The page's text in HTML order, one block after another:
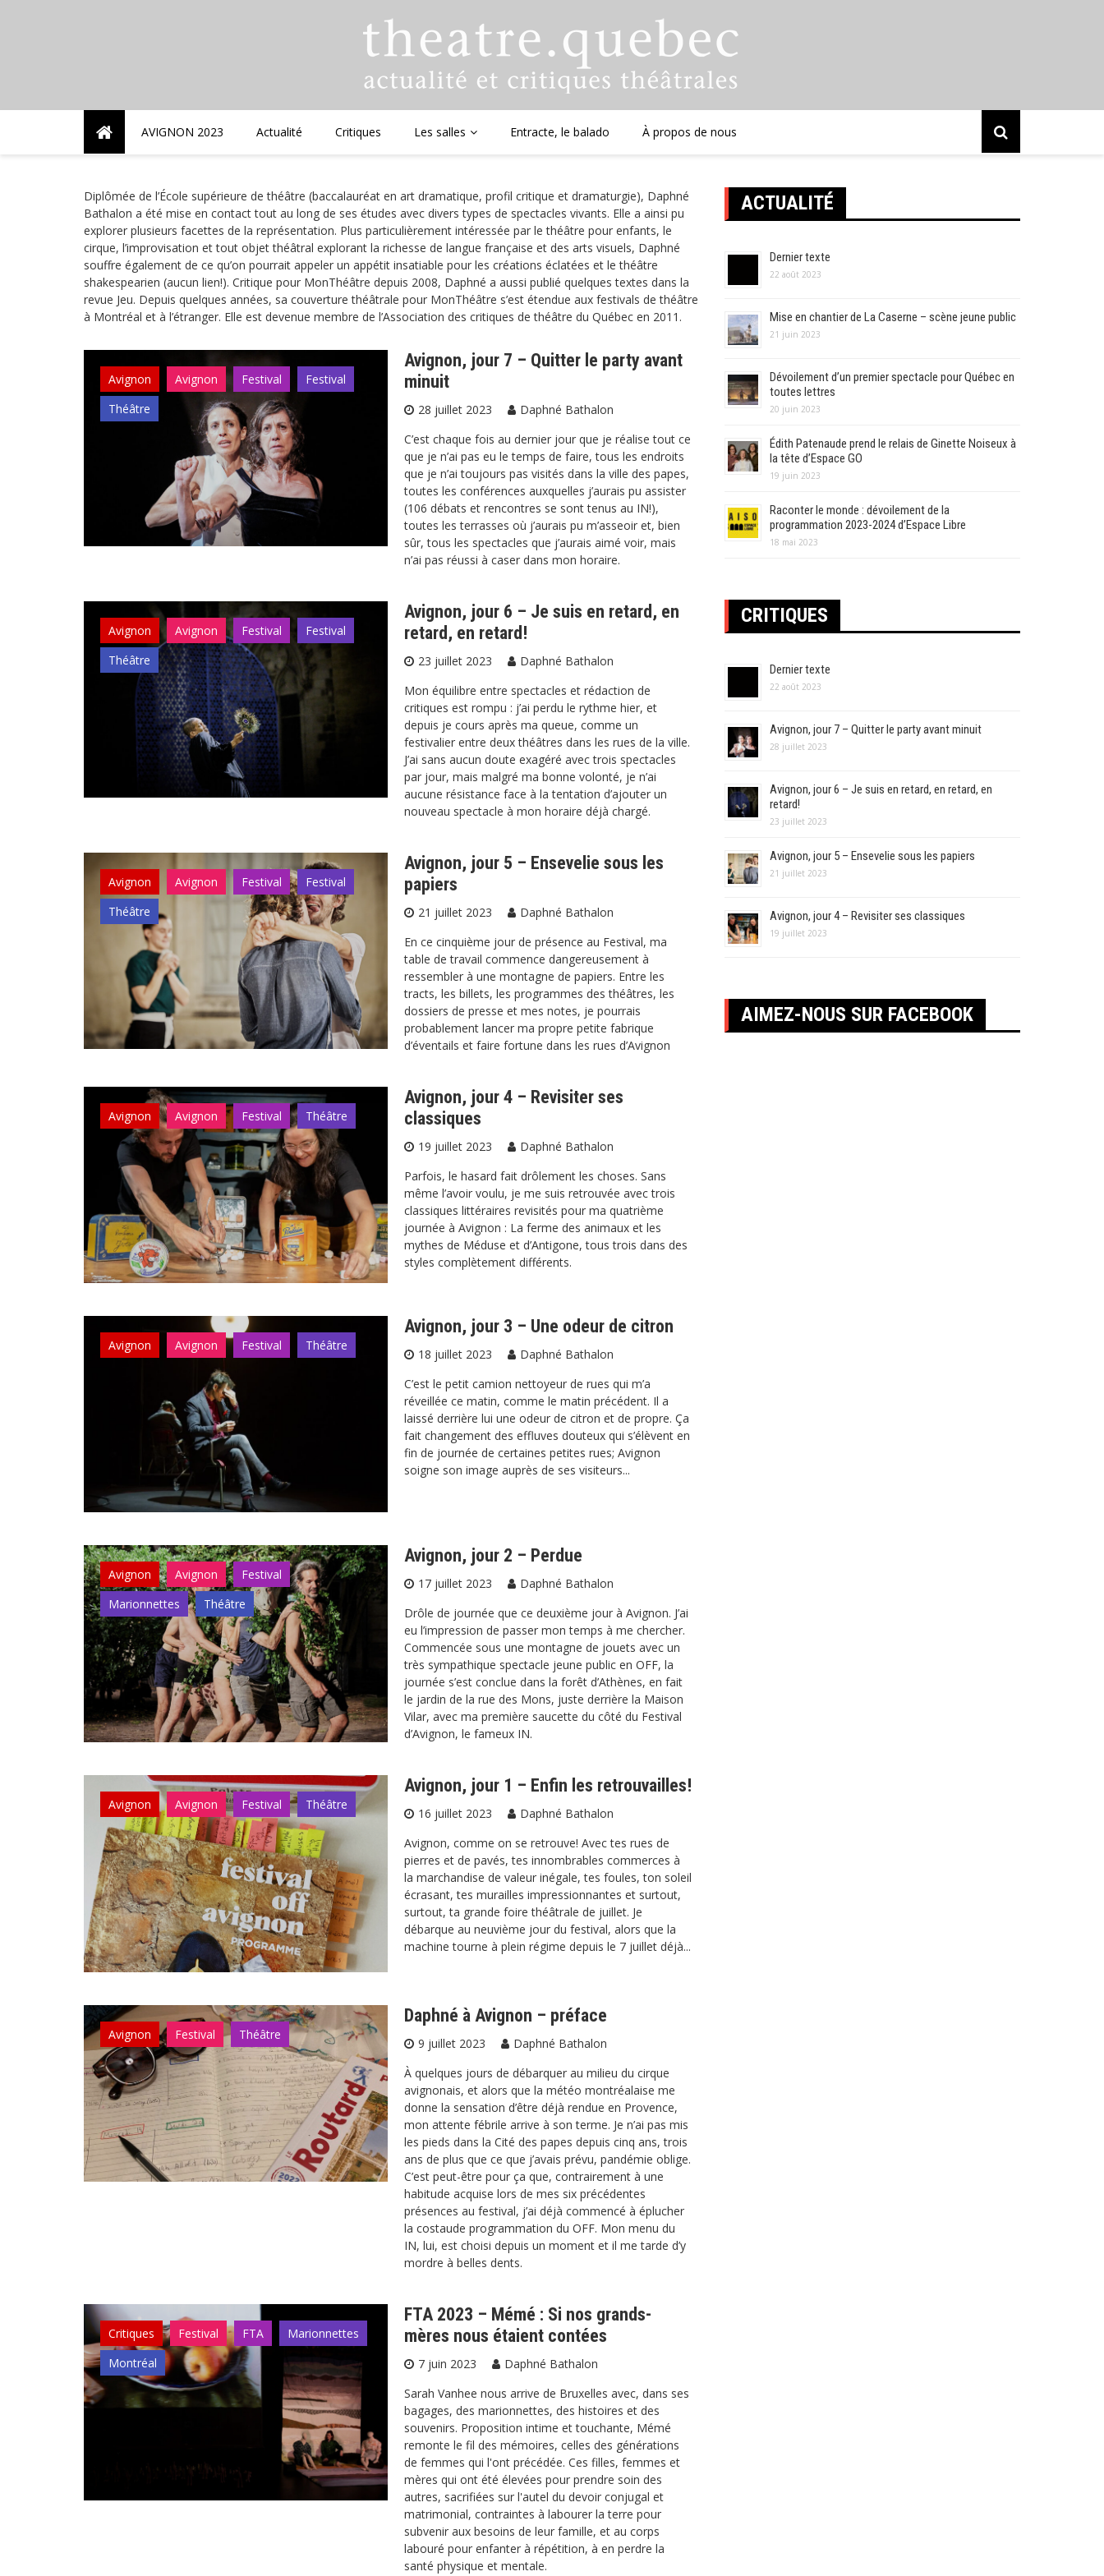
AVIGNON 2023 Actualité Critiques Les salles Entracte, le balado À propos de nous
Diplômée de l’École supérieure de théâtre (baccalauréat en art dramatique, profil critique et dramaturgie), Daphné
Bathalon a été mise en contact tout au long de ses études avec divers types de spectacles vivants. Elle a ainsi pu
explorer plusieurs facettes de la représentation. Plus particulièrement intéressée par le théâtre pour enfants, le
cirque, l’improvisation et tout objet théâtral explorant la richesse de langue française et des arts visuels, Daphné
souffre également de ce qu’on pourrait appeler un appétit insatiable pour les créations éclatées et le théâtre
shakespearien (aucun lien!). Critique pour MonThéâtre depuis 2008, Daphné a aussi publié quelques textes dans la
revue Jeu. Depuis quelques années, sa couverture théâtrale pour MonThéâtre s’est étendue aux festivals de théâtre
à Montréal et à l’étranger. Elle est devenue membre de l’Association des critiques de théâtre du Québec en 2011.
Avignon Avignon Festival
Festival
Théâtre
Avignon, jour 7 – Quitter le party avant
minuit
28 juillet 2023
Daphné Bathalon
C’est chaque fois au dernier jour que je réalise tout ce
que je n’ai pas eu le temps de faire, tous les endroits
que je n’ai toujours pas visités dans la ville des papes,
toutes les conférences auxquelles j’aurais pu assister
(106 débats et rencontres se sont tenus au IN!),
toutes les terrasses où j’aurais pu m’asseoir et, bien
sûr, tous les spectacles que j’aurais aimé voir, mais
n’ai pas réussi à caser dans mon horaire.
Avignon Avignon Festival
Festival
Théâtre
Avignon, jour 6 – Je suis en retard, en
retard, en retard!
23 juillet 2023
Daphné Bathalon
Mon équilibre entre spectacles et rédaction de
critiques est rompu : j’ai perdu le rythme hier, et
depuis je cours après ma queue, comme un
festivalier entre deux théâtres dans les rues de la ville.
J’ai sans aucun doute exagéré avec trois spectacles
par jour, mais malgré ma bonne volonté, je n’ai
aucune résistance face à la tentation d’ajouter un
nouveau spectacle à mon horaire déjà chargé.
Avignon Avignon Festival
Festival
Théâtre
Avignon, jour 5 – Ensevelie sous les
papiers
21 juillet 2023
Daphné Bathalon
En ce cinquième jour de présence au Festival, ma
table de travail commence dangereusement à
ressembler à une montagne de papiers. Entre les
tracts, les billets, les programmes des théâtres, les
dossiers de presse et mes notes, je pourrais
probablement lancer ma propre petite fabrique
d’éventails et faire fortune dans les rues d’Avignon
Avignon Avignon Festival Théâtre
Avignon, jour 4 – Revisiter ses
classiques
19 juillet 2023
Daphné Bathalon
Parfois, le hasard fait drôlement les choses. Sans
même l’avoir voulu, je me suis retrouvée avec trois
classiques littéraires revisités pour ma quatrième
journée à Avignon : La ferme des animaux et les
mythes de Méduse et d’Antigone, tous trois dans des
styles complètement différents.
Avignon Avignon Festival Théâtre
Avignon, jour 3 – Une odeur de citron
18 juillet 2023
Daphné Bathalon
C’est le petit camion nettoyeur de rues qui m’a
réveillée ce matin, comme le matin précédent. Il a
laissé derrière lui une odeur de citron et de propre. Ça
fait changement des effluves douteux qui s’élèvent en
fin de journée de certaines petites rues; Avignon
soigne son image auprès de ses visiteurs...
Avignon Avignon
Festival
Marionnettes
Théâtre
Avignon, jour 2 – Perdue
17 juillet 2023
Daphné Bathalon
Drôle de journée que ce deuxième jour à Avignon. J’ai
eu l’impression de passer mon temps à me chercher.
Commencée sous une montagne de jouets avec un
très sympathique spectacle jeune public en OFF, la
journée s’est conclue dans la forêt d’Athènes, en fait
le jardin de la rue des Mons, juste derrière la Maison
Vilar, avec ma première saucette du côté du Festival
d’Avignon, le fameux IN.
Avignon Avignon Festival Théâtre
Avignon, jour 1 – Enfin les retrouvailles!
16 juillet 2023
Daphné Bathalon
Avignon, comme on se retrouve! Avec tes rues de
pierres et de pavés, tes innombrables commerces à
la marchandise de valeur inégale, tes foules, ton soleil
écrasant, tes murailles impressionnantes et surtout,
surtout, ta grande foire théâtrale de juillet. Je
débarque au neuvième jour du festival, alors que la
machine tourne à plein régime depuis le 7 juillet déjà...
Avignon Festival Théâtre
Daphné à Avignon – préface
9 juillet 2023
Daphné Bathalon
À quelques jours de débarquer au milieu du cirque
avignonais, et alors que la météo montréalaise me
donne la sensation d’être déjà rendue en Provence,
mon attente fébrile arrive à son terme. Je n’ai pas mis
les pieds dans la Cité des papes depuis cinq ans, trois
ans de plus que ce que j’avais prévu, pandémie oblige.
C’est peut-être pour ça que, contrairement à une
habitude acquise lors de mes six précédentes
présences au festival, j’ai déjà commencé à éplucher
la costaude programmation du OFF. Mon menu du
IN, lui, est choisi depuis un moment et il me tarde d’y
mordre à belles dents.
Critiques Festival FTA
Marionnettes
Montréal
FTA 2023 – Mémé : Si nos grands-
mères nous étaient contées
7 juin 2023
Daphné Bathalon
Sarah Vanhee nous arrive de Bruxelles avec, dans ses
bagages, des marionnettes, des histoires et des
souvenirs. Proposition intime et touchante, Mémé
remonte le fil des mémoires, celles des générations
de femmes qui l'ont précédée. Ces filles, femmes et
mères qui ont été élevées pour prendre soin des
autres, sacrifiées sur l'autel du devoir conjugal et
matrimonial, contraintes à labourer la terre pour
subvenir aux besoins de leur famille, et au corps
labouré pour enfanter à répétition, à en perdre la
santé physique et mentale.
ACTUALITÉ
Dernier texte
22 août 2023
Mise en chantier de La Caserne – scène jeune public
21 juin 2023
Dévoilement d’un premier spectacle pour Québec en
toutes lettres
20 juin 2023
Édith Patenaude prend le relais de Ginette Noiseux à
la tête d’Espace GO
19 juin 2023
Raconter le monde : dévoilement de la
programmation 2023-2024 d’Espace Libre
18 mai 2023
CRITIQUES
Dernier texte
22 août 2023
Avignon, jour 7 – Quitter le party avant minuit
28 juillet 2023
Avignon, jour 6 – Je suis en retard, en retard, en
retard!
23 juillet 2023
Avignon, jour 5 – Ensevelie sous les papiers
21 juillet 2023
Avignon, jour 4 – Revisiter ses classiques
19 juillet 2023
AIMEZ-NOUS SUR FACEBOOK